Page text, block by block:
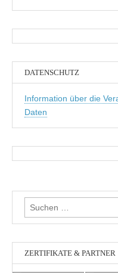
DATENSCHUTZ
Information über die
Daten
Suchen
nach:
ZERTIFIKATE & PARTNER